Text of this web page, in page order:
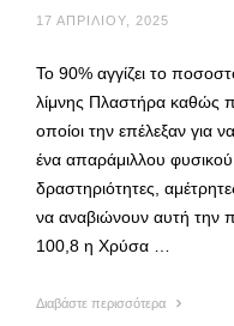
17 ΑΠΡΙΛΊΟΥ, 2025
Το 90% αγγίζει το
λίμνης Πλαστήρα καθώς
οποίοι την επέλεξαν για
ένα απαράμιλλου
δραστηριότητες,
να αναβιώνουν αυτή την
100,8 η Χρύσα …
Διαβάστε περισσότερα